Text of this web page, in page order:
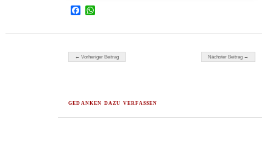
Facebook
WhatsApp
Beitragsnavigation
← Vorheriger Beitrag Nächster Beitrag →
GEDANKEN DAZU VERFASSEN